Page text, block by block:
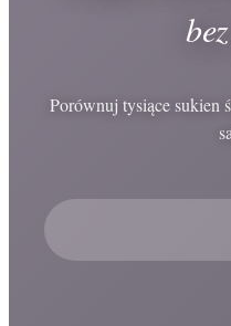
Porównuj tysiące sukien